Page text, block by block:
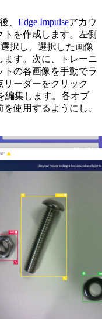
、 Edge Impulseアカウ
を作成します。左側
択し、選択した画像
ます。次に、トレーニ
トの各画像を手動でラ
ーダーをクリック
編集します。各オブ
使用するようにし、